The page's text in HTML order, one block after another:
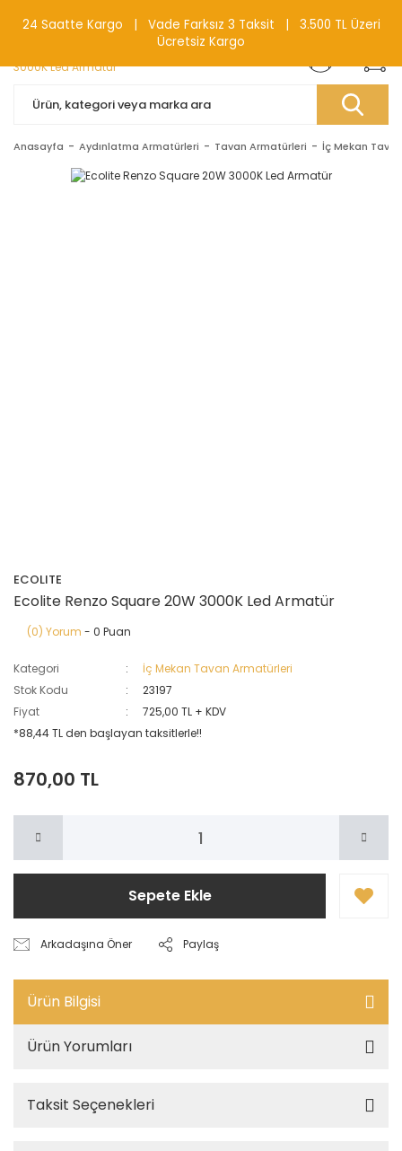
0(212) 240 87 88
Anasayfa Aydınlatma Armatürleri Tavan Armatürleri İç Mekan
ECOLITE
Ecolite Renzo Square 20W 3000K Led Armatür
(0) Yorum - 0 Puan
Kategori
İç Mekan Tavan Armatürleri
Stok Kodu
23197
Fiyat
725,00 TL + KDV
*88,44 TL den başlayan taksitlerle!!
870,00 TL
Sepete Ekle
Arkadaşına Öner Paylaş
Ürün Bilgisi
Ürün Yorumları
Taksit Seçenekleri
24 Saatte Kargo | Vade Farksız 3 Taksit | 3.500 TL Üzeri
Ücretsiz Kargo